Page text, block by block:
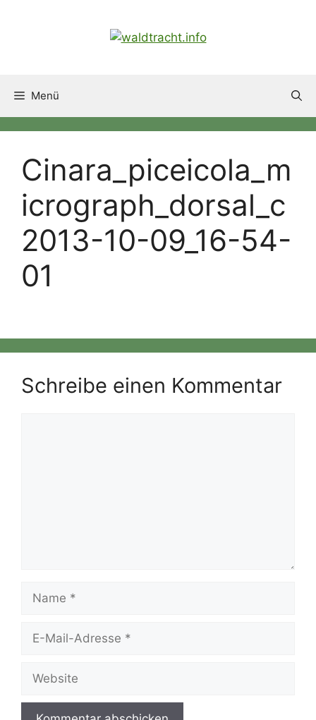
Menü
Cinara_piceicola_m
icrograph_dorsal_c
2013-10-09_16-54-
01
Schreibe einen Kommentar
Mail-